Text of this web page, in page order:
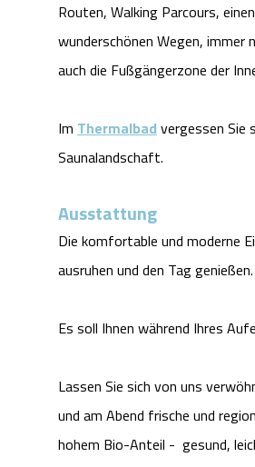
Routen, Walking Parcours,
wunderschönen Wegen, immer
auch die Fußgängerzone der
Im Thermalbad vergessen Sie
Saunalandschaft.
Ausstattung
Die komfortable und moderne
ausruhen und den Tag genießen.
Es soll Ihnen während Ihres
Lassen Sie sich von uns
und am Abend frische und
hohem Bio-Anteil - gesund,